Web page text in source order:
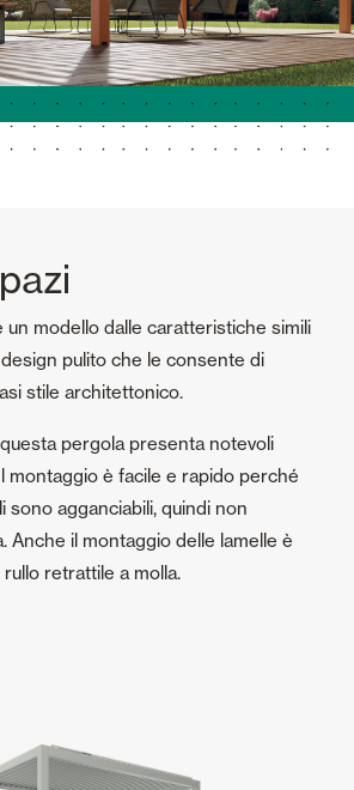
un modello dalle caratteristiche simili
design pulito che le consente di
stile architettonico.
questa pergola presenta notevoli
montaggio è facile e rapido perché
sono agganciabili, quindi non
Anche il montaggio delle lamelle è
retrattile a molla.